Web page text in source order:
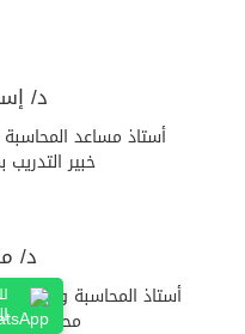
د/
أستاذ مساعد المحاسبة
خبير
د/
أستاذ المحاسبة
محاسب